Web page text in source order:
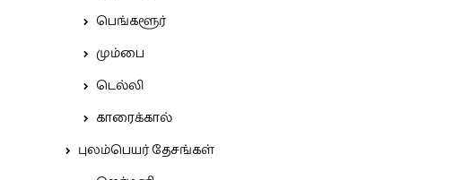
பெங்களூர்
மும்பை
டெல்லி
காரைக்கால்
புலம்பெயர் தேசங்கள்